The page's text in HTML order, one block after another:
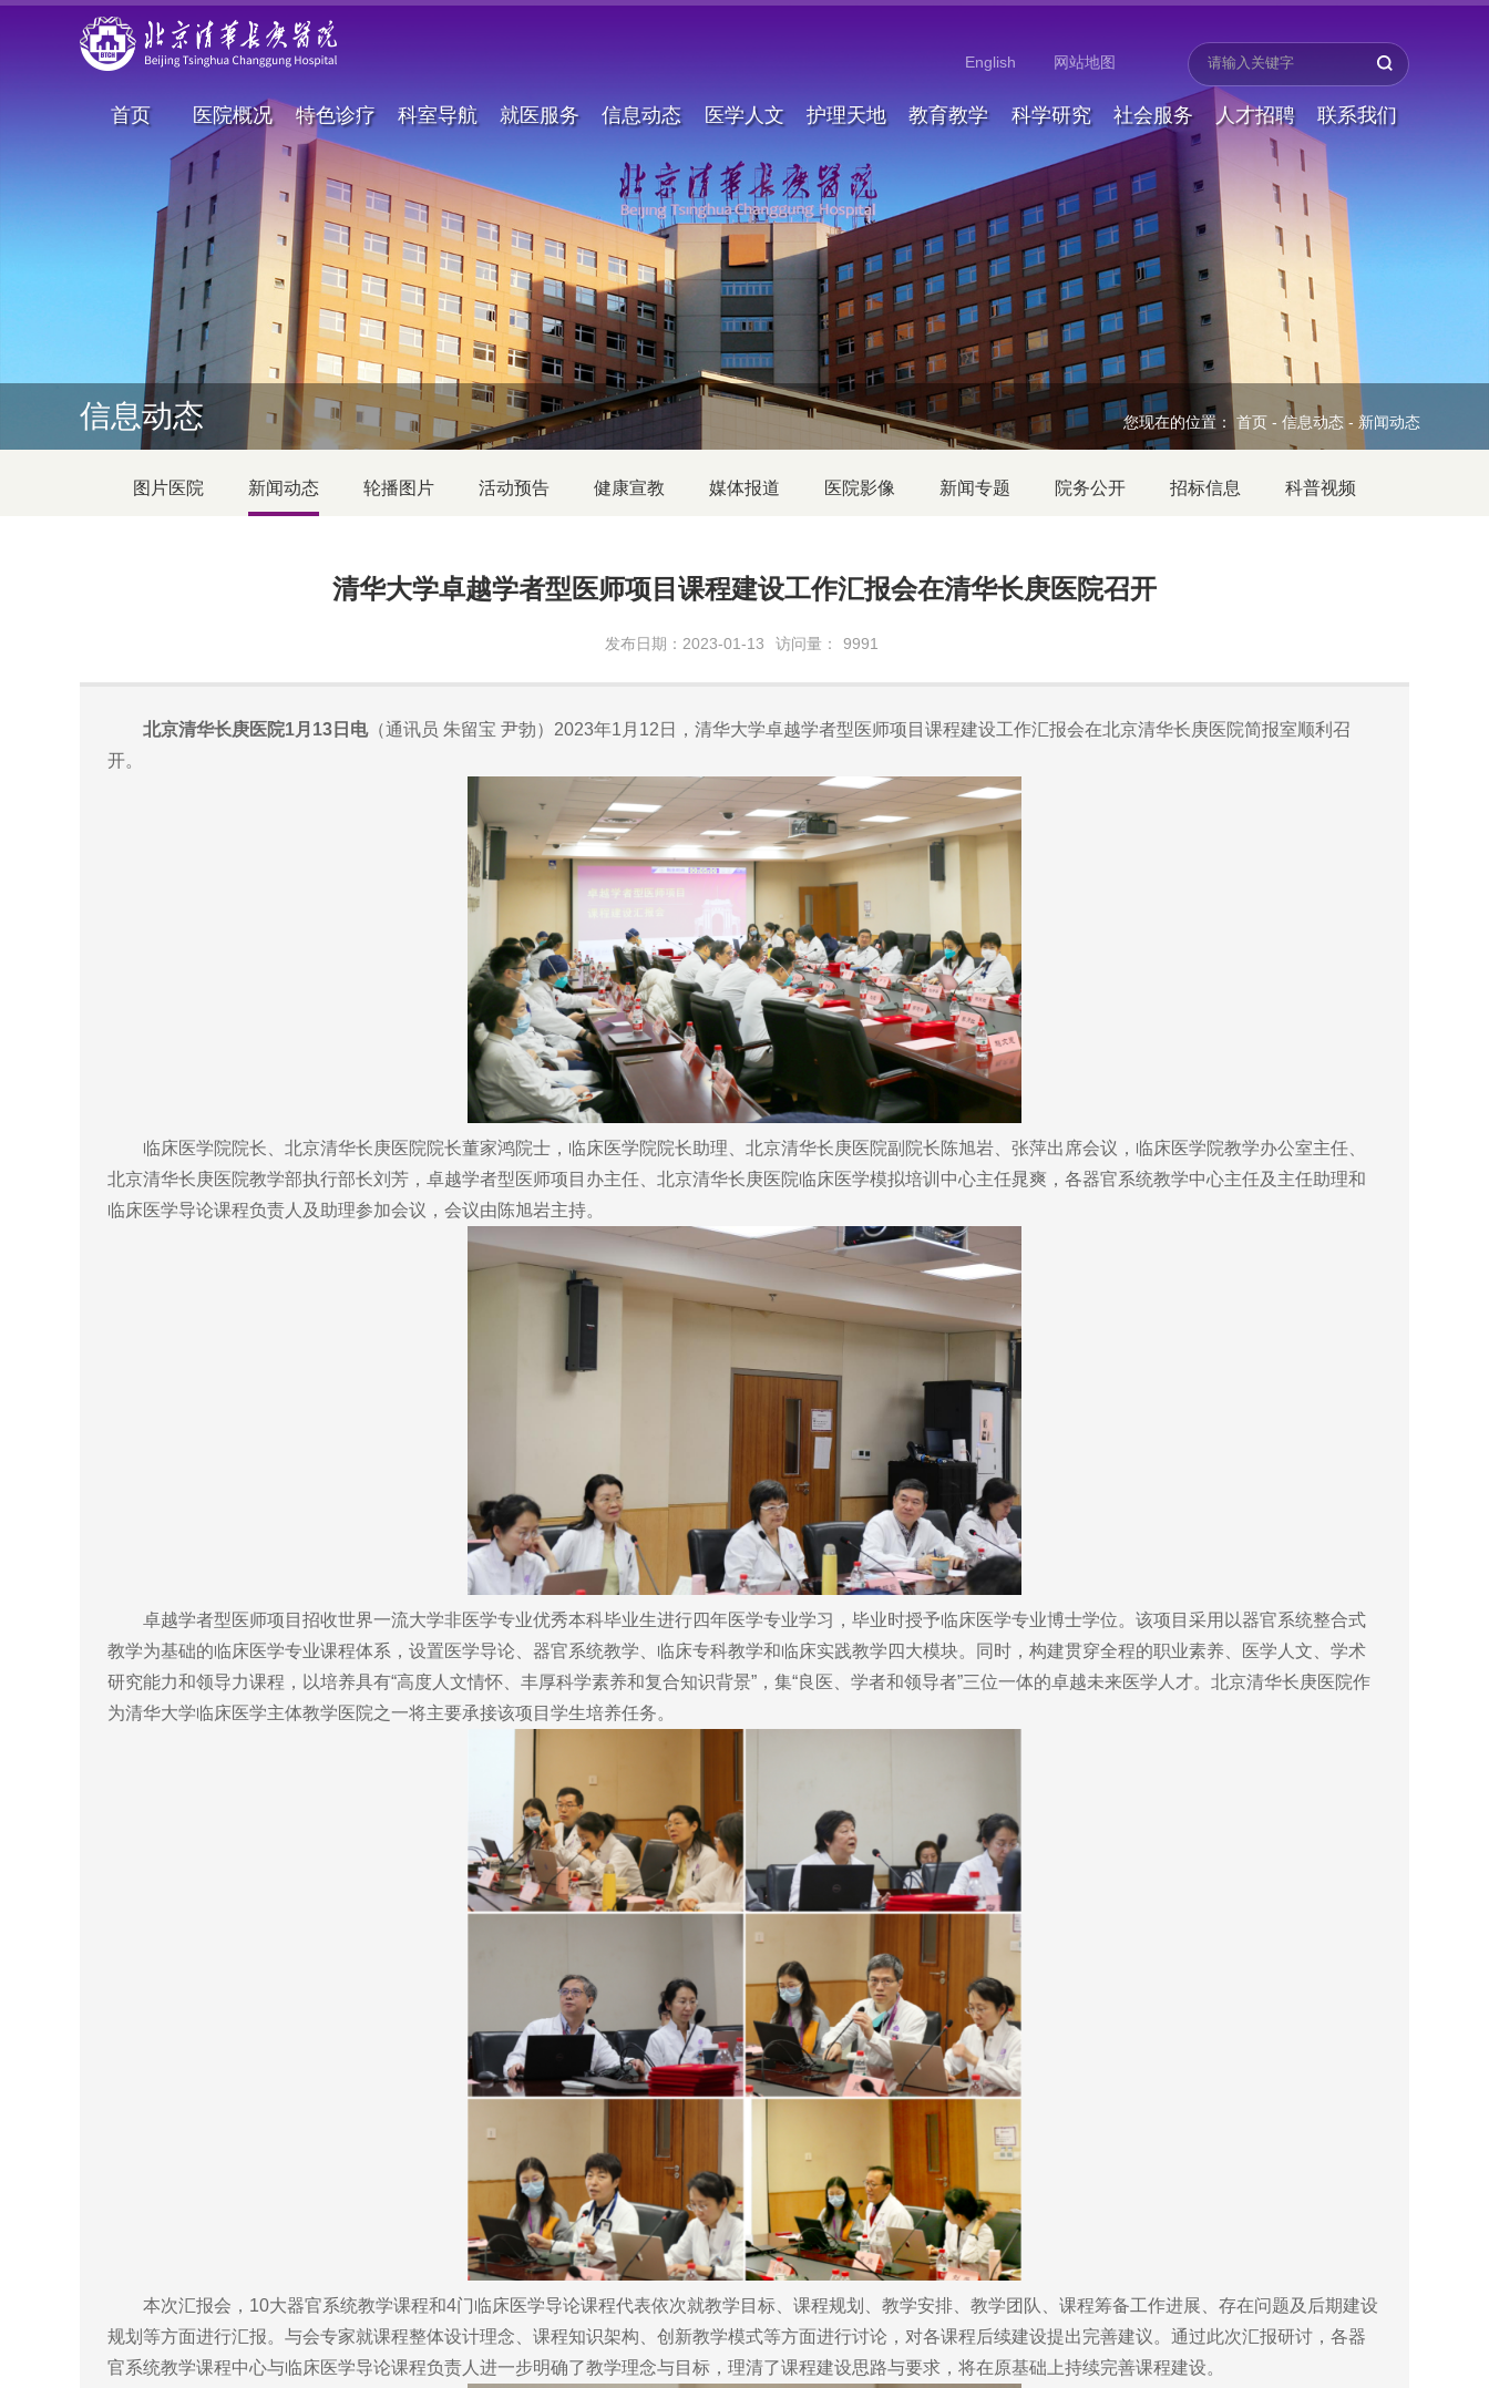
English 网站地图
首页 医院概况 特色诊疗 科室导航 就医服务 信息动态 医学人文 护理天地 教育教学 科学研究 社会服务 人才招聘 联系我们
信息动态 您现在的位置：首页 - 信息动态 - 新闻动态
图片医院 新闻动态 轮播图片 活动预告 健康宣教 媒体报道 医院影像 新闻专题 院务公开 招标信息 科普视频
清华大学卓越学者型医师项目课程建设工作汇报会在清华长庚医院召开
发布日期：2023-01-13 访问量： 9991
北京清华长庚医院1月13日电（通讯员 朱留宝 尹勃）2023年1月12日，清华大学卓越学者型医师项目课程建设工作汇报会在北京清华长庚医院简报室顺利召
开。
临床医学院院长、北京清华长庚医院院长董家鸿院士，临床医学院院长助理、北京清华长庚医院副院长陈旭岩、张萍出席会议，临床医学院教学办公室主任、
北京清华长庚医院教学部执行部长刘芳，卓越学者型医师项目办主任、北京清华长庚医院临床医学模拟培训中心主任晁爽，各器官系统教学中心主任及主任助理和
临床医学导论课程负责人及助理参加会议，会议由陈旭岩主持。
卓越学者型医师项目招收世界一流大学非医学专业优秀本科毕业生进行四年医学专业学习，毕业时授予临床医学专业博士学位。该项目采用以器官系统整合式
教学为基础的临床医学专业课程体系，设置医学导论、器官系统教学、临床专科教学和临床实践教学四大模块。同时，构建贯穿全程的职业素养、医学人文、学术
研究能力和领导力课程，以培养具有“高度人文情怀、丰厚科学素养和复合知识背景”，集“良医、学者和领导者”三位一体的卓越未来医学人才。北京清华长庚医院作
为清华大学临床医学主体教学医院之一将主要承接该项目学生培养任务。
本次汇报会，10大器官系统教学课程和4门临床医学导论课程代表依次就教学目标、课程规划、教学安排、教学团队、课程筹备工作进展、存在问题及后期建设
规划等方面进行汇报。与会专家就课程整体设计理念、课程知识架构、创新教学模式等方面进行讨论，对各课程后续建设提出完善建议。通过此次汇报研讨，各器
官系统教学课程中心与临床医学导论课程负责人进一步明确了教学理念与目标，理清了课程建设思路与要求，将在原基础上持续完善课程建设。